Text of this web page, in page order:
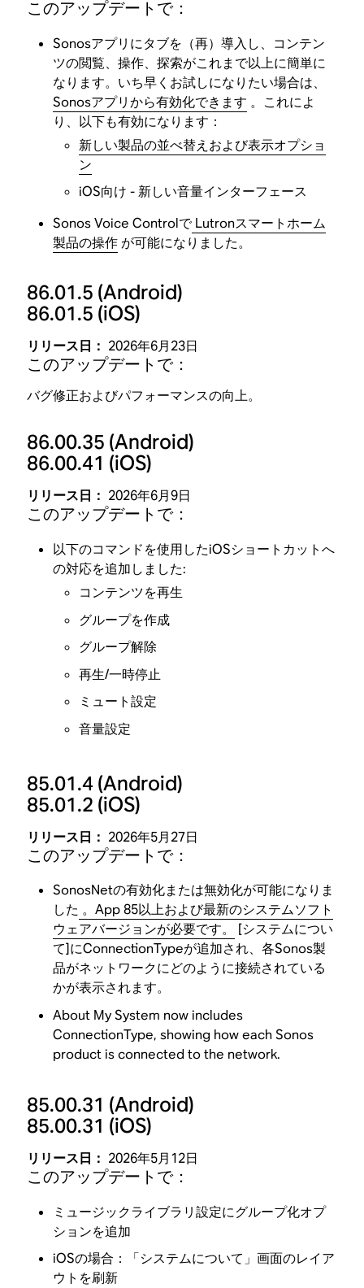
このアップデートで：
Sonosアプリにタブを（再）導入し、コンテン
ツの閲覧、操作、探索がこれまで以上に簡単に
なります。いち早くお試しになりたい場合は、
Sonosアプリから有効化できます 。これによ
り、以下も有効になります：
新しい製品の並べ替えおよび表示オプショ
ン
iOS向け - 新しい音量インターフェース
Sonos Voice ControlでLutronスマートホーム
製品の操作 が可能になりました。
86.01.5 (Android)
86.01.5 (iOS)
リリース日： 2026年6月23日
このアップデートで：
バグ修正およびパフォーマンスの向上。
86.00.35 (Android)
86.00.41 (iOS)
リリース日： 2026年6月9日
このアップデートで：
以下のコマンドを使用したiOSショートカットへ
の対応を追加しました:
コンテンツを再生
グループを作成
グループ解除
再生/一時停止
ミュート設定
音量設定
85.01.4(Android)
85.01.2 (iOS)
リリース日： 2026年5月27日
このアップデートで：
SonosNetの有効化または無効化が可能になりま
した 。App 85以上および最新のシステムソフト
ウェアバージョンが必要です。
[システムについ
て]にConnectionTypeが追加され、各Sonos製
品がネットワークにどのように接続されている
かが表示されます。
About My System now includes
ConnectionType, showing how each Sonos
product is connected to the network.
85.00.31 (Android)
85.00.31 (iOS)
リリース日： 2026年5月12日
このアップデートで：
ミュージックライブラリ設定にグループ化オプ
ションを追加
iOSの場合：「システムについて」画面のレイア
ウトを刷新